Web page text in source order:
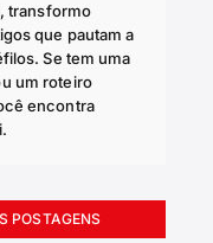
transformo
que pautam a
Se tem uma
um roteiro
encontra
POSTAGENS